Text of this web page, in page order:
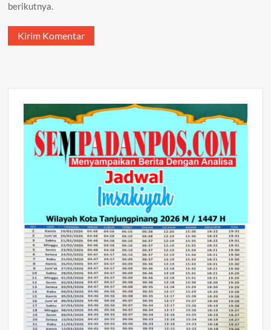
berikutnya.